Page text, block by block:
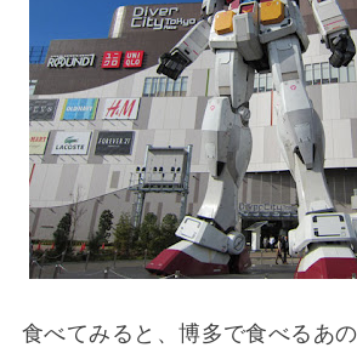
食べてみると、博多で食べるあ